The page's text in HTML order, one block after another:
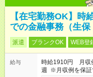
【在宅勤務OK】時
での金融事務（生保
派遣 ブランクOK WEB登
給与
時給1910円 月収
週 ※月収例を保証